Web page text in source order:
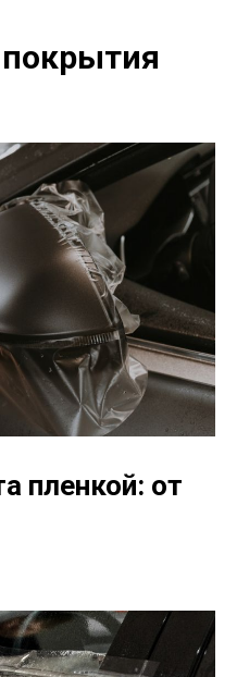
пленкой: от